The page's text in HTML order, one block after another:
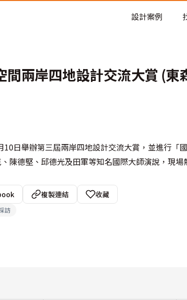
設計案例
間兩岸四地設計交流大賞 (東
10日舉辦第三屆兩岸四地設計交流大賞，並進行「
陳德堅、邱德光及田軍等知名國際大師演說，現
複製連結
收藏
訪